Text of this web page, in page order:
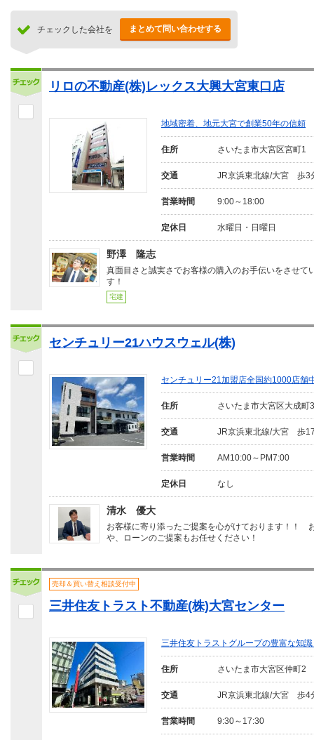
チェックした会社を まとめて問い合わせする
リロの不動産(株)レックス大興大宮東口店
地域密着、地元大宮で創業50年の信頼
住所 さいたま市大宮区宮町1
交通 JR京浜東北線/大宮 歩3
営業時間 9:00～18:00
定休日 水曜日・日曜日
野澤 隆志
真面目さと誠実さでお客様の購入のお手伝いをさせて
す！
宅建
センチュリー21ハウスウェル(株)
センチュリー21加盟店全国約1000店舗
住所 さいたま市大宮区大成町3
交通 JR京浜東北線/大宮 歩
営業時間 AM10:00～PM7:00
定休日 なし
清水 優大
お客様に寄り添ったご提案を心がけております！！
や、ローンのご提案もお任せください！
売却＆買い替え相談受付中
三井住友トラスト不動産(株)大宮センター
三井住友トラストグループの豊富な知
住所 さいたま市大宮区仲町2
交通 JR京浜東北線/大宮 歩4
営業時間 9:30～17:30